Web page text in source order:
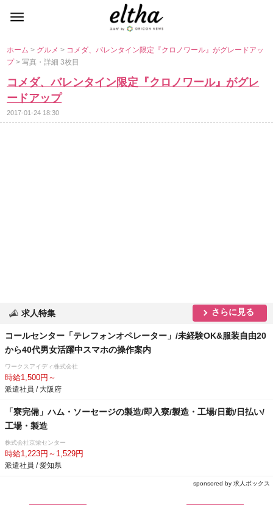
ホーム> グルメ> コメダ、バレンタイン限定『クロノワール』がグレードアッ
プ> 写真・詳細 3枚目
コメダ、バレンタイン限定『クロノワール』がグレ
ードアップ
2017-01-24 18:30
求人特集 さらに見る
コールセンター「テレフォンオペレーター」/未経験OK&服装自由20
から40代男女活躍中スマホの操作案内
ワークスアイディ株式会社
時給1,500円～
派遣社員 / 大阪府
「寮完備」ハム・ソーセージの製造/即入寮/製造・工場/日勤/日払い/
工場・製造
株式会社京栄センター
時給1,223円～1,529円
派遣社員 / 愛知県
sponsored by 求人ボックス